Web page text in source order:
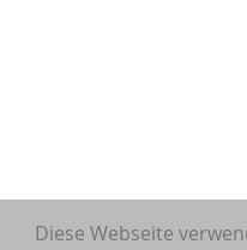
Diese Webseite